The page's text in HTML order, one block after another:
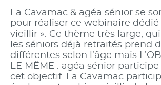
La Cavamac & agéa sénior se
pour réaliser ce webinaire dédié
vieillir ». Ce thème très large,
les séniors déjà retraités prend
différentes selon l’âge mais
LE MÊME : agéa sénior
cet objectif. La Cavamac